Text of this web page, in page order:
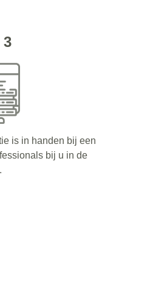
3
is in handen bij een
bij u in de